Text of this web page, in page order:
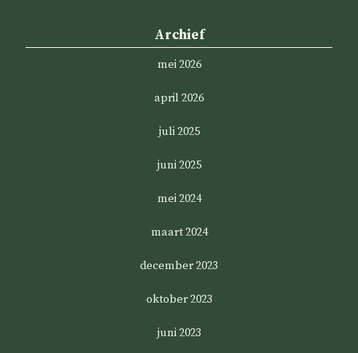
Archief
mei 2026
april 2026
juli 2025
juni 2025
mei 2024
maart 2024
december 2023
oktober 2023
juni 2023